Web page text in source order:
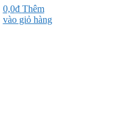
0,0₫ Thêm
vào giỏ hàng